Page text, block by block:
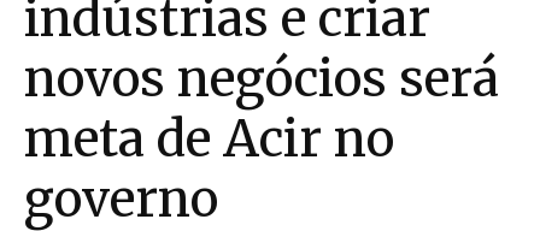
indústrias e criar
novos negócios será
meta de Acir no
governo